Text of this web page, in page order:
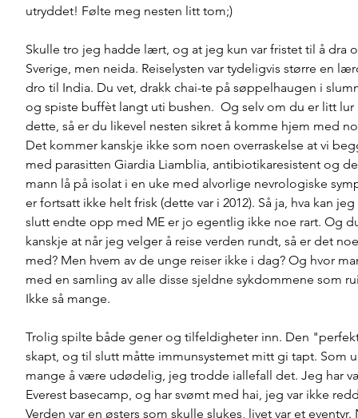
utryddet! Følte meg nesten litt tom;)
Skulle tro jeg hadde lært, og at jeg kun var fristet til å dra
Sverige, men neida. Reiselysten var tydeligvis større en
dro til India. Du vet, drakk chai-te på søppelhaugen i
og spiste buffèt langt uti bushen.  Og selv om du er litt
dette, så er du likevel nesten sikret å komme hjem med
Det kommer kanskje ikke som noen overraskelse at vi
med parasitten Giardia Liamblia, antibiotikaresistent og
mann lå på isolat i en uke med alvorlige nevrologiske
er fortsatt ikke helt frisk (dette var i 2012). Så ja, hva kan
slutt endte opp med ME er jo egentlig ikke noe rart. Og
kanskje at når jeg velger å reise verden rundt, så er det
med? Men hvem av de unge reiser ikke i dag? Og hvor
med en samling av alle disse sjeldne sykdommene som
Ikke så mange.
Trolig spilte både gener og tilfeldigheter inn. Den
skapt, og til slutt måtte immunsystemet mitt gi tapt. Som
mange å være udødelig, jeg trodde iallefall det. Jeg har
Everest basecamp, og har svømt med hai, jeg var ikke
Verden var en østers som skulle slukes, livet var et